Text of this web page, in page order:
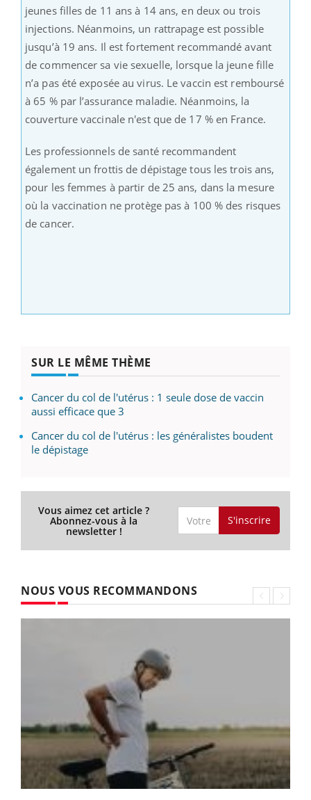
jeunes filles de 11 ans à 14 ans, en deux ou trois
injections. Néanmoins, un rattrapage est possible
jusqu’à 19 ans. Il est fortement recommandé avant
de commencer sa vie sexuelle, lorsque la jeune fille
n’a pas été exposée au virus. Le vaccin est remboursé
à 65 % par l’assurance maladie. Néanmoins, la
couverture vaccinale n'est que de 17 % en France.
Les professionnels de santé recommandent
également un frottis de dépistage tous les trois ans,
pour les femmes à partir de 25 ans, dans la mesure
où la vaccination ne protège pas à 100 % des risques
de cancer.
SUR LE MÊME THÈME
Cancer du col de l'utérus : 1 seule dose de vaccin
aussi efficace que 3
Cancer du col de l'utérus : les généralistes boudent
le dépistage
Vous aimez cet article ?
Abonnez-vous à la
newsletter !
S'inscrire
NOUS VOUS RECOMMANDONS